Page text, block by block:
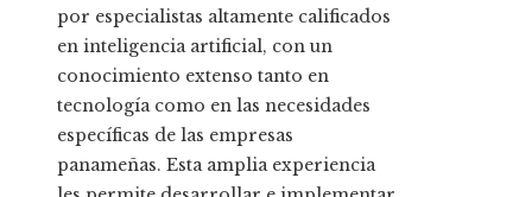
por especialistas altamente calificados
en inteligencia artificial, con un
conocimiento extenso tanto en
tecnología como en las necesidades
específicas de las empresas
panameñas. Esta amplia experiencia